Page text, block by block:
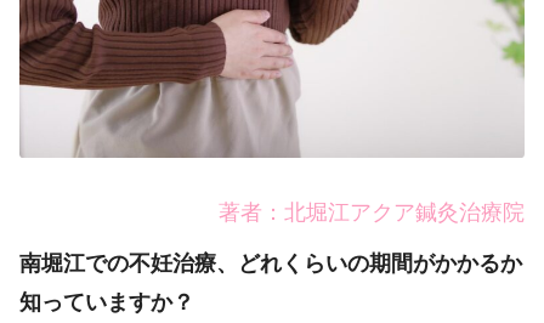
著者：北堀江アクア鍼灸治療院
南堀江での不妊治療、どれくらいの期間がかかるか
知っていますか？